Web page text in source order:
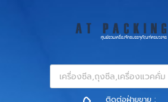
ติดต่อฝ่ายขาย :